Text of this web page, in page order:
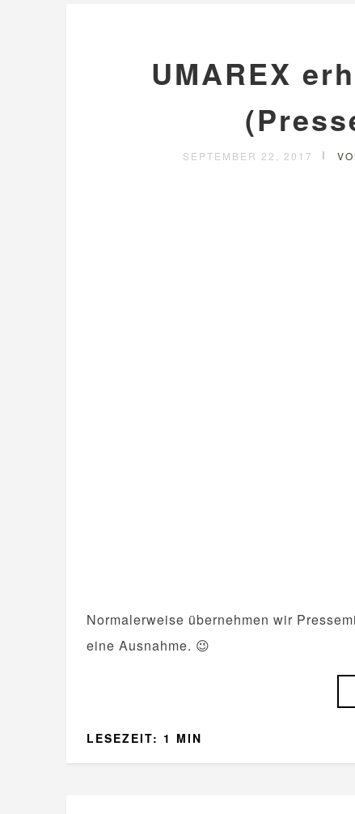
UMAREX
SEPTEMBER 22, 2017
Normalerweise übernehmen wir
eine Ausnahme. 😉
LESEZEIT: 1 MIN